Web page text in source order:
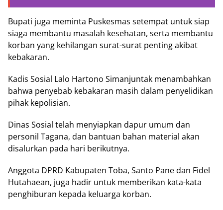
Bupati juga meminta Puskesmas setempat untuk siap
siaga membantu masalah kesehatan, serta membantu
korban yang kehilangan surat-surat penting akibat
kebakaran.
Kadis Sosial Lalo Hartono Simanjuntak menambahkan
bahwa penyebab kebakaran masih dalam penyelidikan
pihak kepolisian.
Dinas Sosial telah menyiapkan dapur umum dan
personil Tagana, dan bantuan bahan material akan
disalurkan pada hari berikutnya.
Anggota DPRD Kabupaten Toba, Santo Pane dan Fidel
Hutahaean, juga hadir untuk memberikan kata-kata
penghiburan kepada keluarga korban.